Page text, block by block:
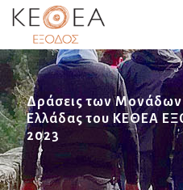
Δράσεις των Μονάδων
Ελλάδας του ΚΕΘΕΑ
2023